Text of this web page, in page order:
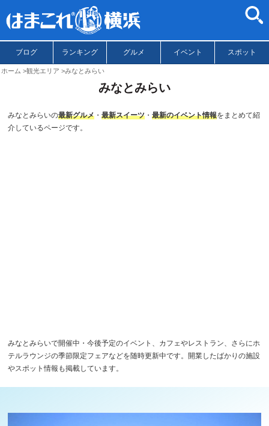
ブログ ランキング グルメ イベント スポット
ホーム 観光エリア みなとみらい
みなとみらい
みなとみらいの最新グルメ ・最新スイーツ ・最新のイベント情報をまとめて紹
介しているページです。
みなとみらいで開催中・今後予定のイベント、カフェやレストラン、さらにホ
テルラウンジの季節限定フェアなどを随時更新中です。開業したばかりの施設
やスポット情報も掲載しています。